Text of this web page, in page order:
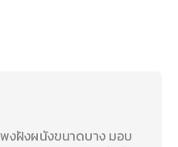
งฝังผนังขนาดบาง มอบ